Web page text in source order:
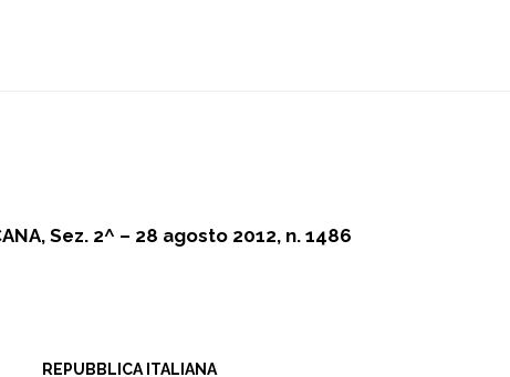
Sez. 2^ – 28 agosto 2012, n. 1486
REPUBBLICA ITALIANA